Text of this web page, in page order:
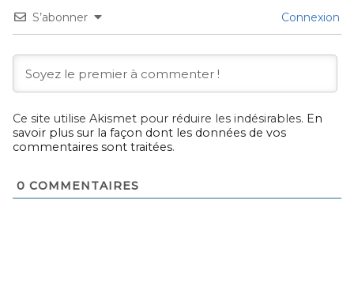
S’abonner Connexion
Ce site utilise Akismet pour réduire les indésirables. En
savoir plus sur la façon dont les données de vos
commentaires sont traitées.
0 COMMENTAIRES